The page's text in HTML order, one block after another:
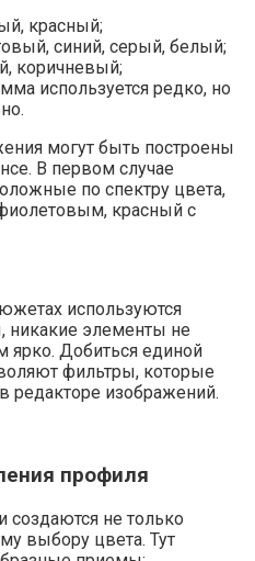
красный;
синий, серый, белый;
коричневый;
используется редко, но
могут быть построены
В первом случае
по спектру цвета,
красный с
используются
никакие элементы не
Добиться единой
фильтры, которые
редакторе изображений.
профиля
создаются не только
выбору цвета. Тут